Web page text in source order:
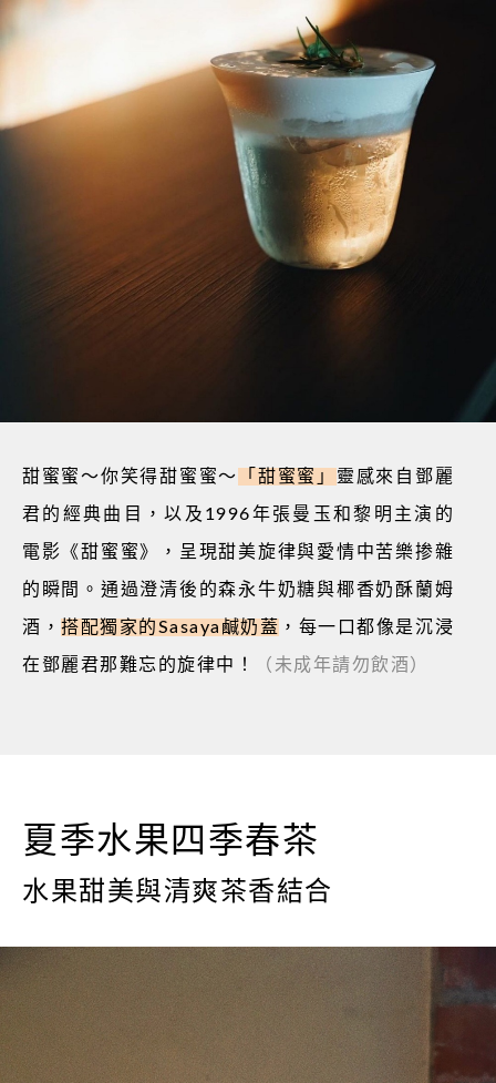
甜蜜蜜～你笑得甜蜜蜜～ 「甜蜜蜜」 靈感來自鄧麗
君的經典曲目，以及 1996年張曼玉和黎明主演的
電影《甜蜜蜜》，呈現甜美旋律與愛情中苦樂掺雜
的瞬間。通過澄清後的森永牛奶糖與椰香奶酥蘭姆
酒，搭配獨家的Sasaya 鹹奶蓋 ，每一口都像是沉浸
在鄧麗君那難忘的旋律中！ （未成年請勿飲酒）
夏季水果四季春茶
水果甜美與清爽茶香結合